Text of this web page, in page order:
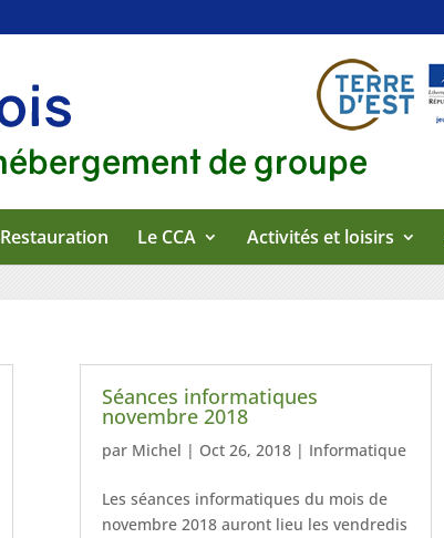
Restauration Le CCA Activités et loisirs
Séances informatiques
novembre 2018
par Michel | Oct 26, 2018| Informatique
Les séances informatiques du mois de
novembre 2018 auront lieu les vendredis